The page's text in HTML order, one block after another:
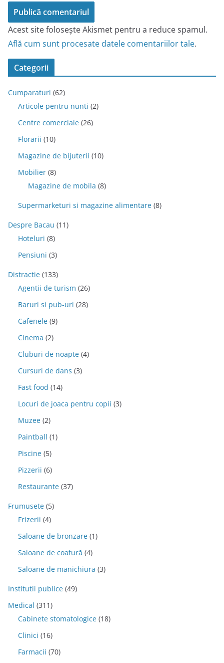
Acest site folosește Akismet pentru a reduce spamul.
Află cum sunt procesate datele comentariilor tale.
Categorii
Cumparaturi (62)
Articole pentru nunti (2)
Centre comerciale (26)
Florarii (10)
Magazine de bijuterii (10)
Mobilier (8)
Magazine de mobila (8)
Supermarketuri si magazine alimentare (8)
Despre Bacau (11)
Hoteluri (8)
Pensiuni (3)
Distractie (133)
Agentii de turism (26)
Baruri si pub-uri (28)
Cafenele (9)
Cinema (2)
Cluburi de noapte (4)
Cursuri de dans (3)
Fast food (14)
Locuri de joaca pentru copii (3)
Muzee (2)
Paintball (1)
Piscine (5)
Pizzerii (6)
Restaurante (37)
Frumusete (5)
Frizerii (4)
Saloane de bronzare (1)
Saloane de coafură (4)
Saloane de manichiura (3)
Institutii publice (49)
Medical (311)
Cabinete stomatologice (18)
Clinici (16)
Farmacii (70)